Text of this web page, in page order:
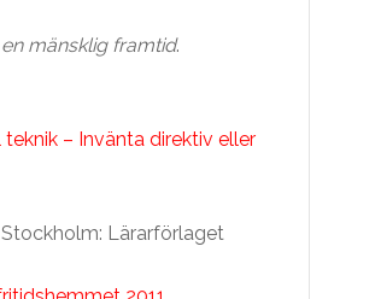
mänsklig framtid.
– Invänta direktiv eller
Stockholm: Lärarförlaget